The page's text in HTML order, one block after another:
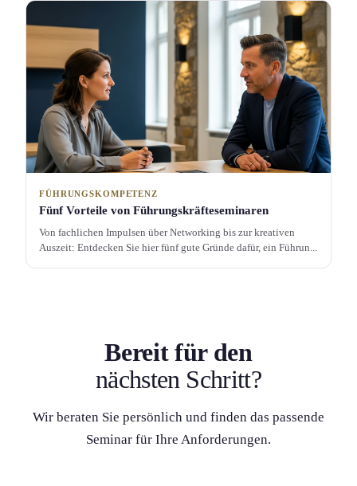
FÜHRUNGSKOMPETENZ
Fünf Vorteile von Führungs­kräfte­seminaren
Von fachlichen Impulsen über Networking bis zur kreativen
Auszeit: Entdecken Sie hier fünf gute Gründe dafür, ein Führun...
Bereit für den
nächsten Schritt?
Wir beraten Sie persönlich und finden das passende
Seminar für Ihre Anforderung­en.